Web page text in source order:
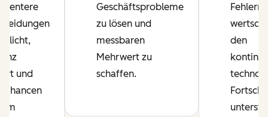
und
Chancen
Geschäftsprobleme
zu lösen und
messbaren
Mehrwert zu
schaffen.
Fehlern
den